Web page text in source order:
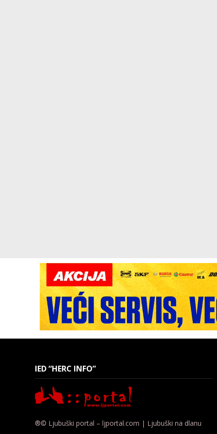
IED “HERC INFO”
®© Ljubuški portal – ljportal.com | Ljubuški na dlanu